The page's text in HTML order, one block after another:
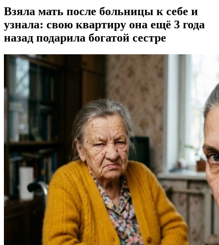
Взяла мать после больницы к себе и
узнала: свою квартиру она ещё 3 года
назад подарила богатой сестре